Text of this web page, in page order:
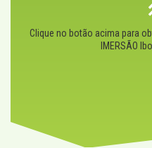
Clique no botão acima para
IMERSÃO